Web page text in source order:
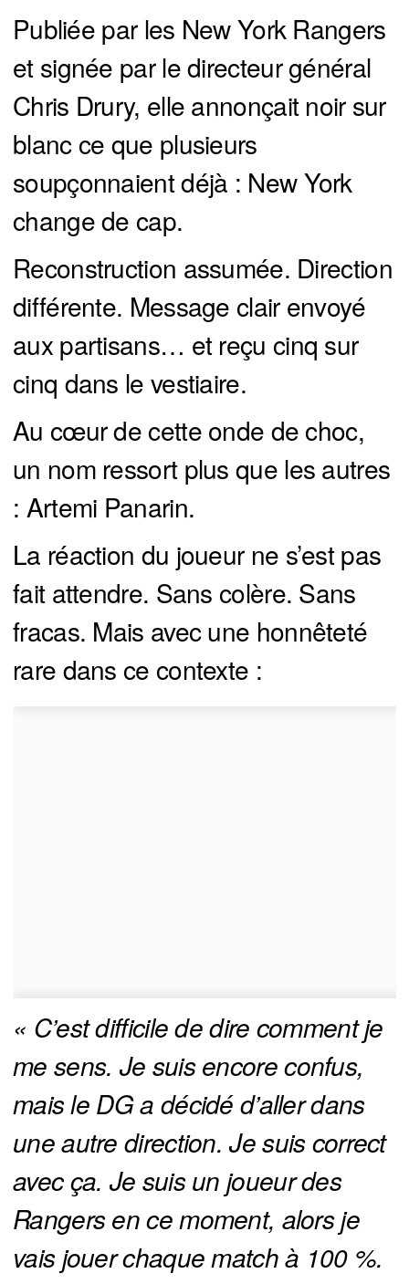
Publiée par les New York Rangers
et signée par le directeur général
Chris Drury, elle annonçait noir sur
blanc ce que plusieurs
soupçonnaient déjà : New York
change de cap.
Reconstruction assumée. Direction
différente. Message clair envoyé
aux partisans… et reçu cinq sur
cinq dans le vestiaire.
Au cœur de cette onde de choc,
un nom ressort plus que les autres
: Artemi Panarin.
La réaction du joueur ne s’est pas
fait attendre. Sans colère. Sans
fracas. Mais avec une honnêteté
rare dans ce contexte :
« C’est difficile de dire comment je
me sens. Je suis encore confus,
mais le DG a décidé d’aller dans
une autre direction. Je suis correct
avec ça. Je suis un joueur des
Rangers en ce moment, alors je
vais jouer chaque match à 100 %.